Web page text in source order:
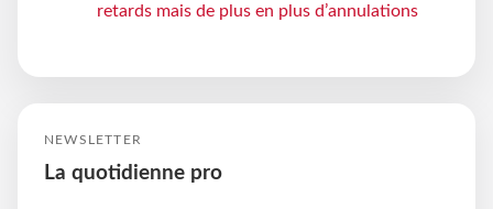
retards mais de plus en plus d’annulations
NEWSLETTER
La quotidienne pro